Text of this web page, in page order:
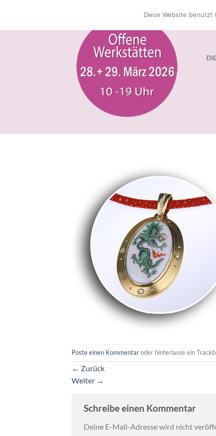
springen
Poste einen Kommentaroder hinterlasse ein
← Zurück
Weiter →
Schreibe einen Kommentar
Deine E-Mail-Adresse wird nicht
Diese Website benutzt